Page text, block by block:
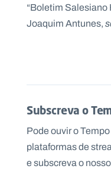
“Boletim Salesiano
Joaquim Antunes,
Subscreva o
Pode ouvir o
plataformas de
e subscreva o
d
a
a
c
t
l
e
e
r